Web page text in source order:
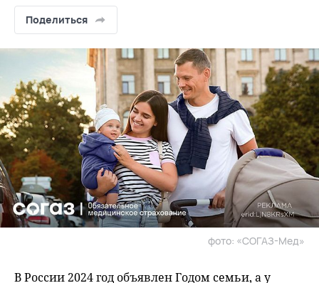
Поделиться
фото: «СОГАЗ-Мед»
В России 2024 год объявлен Годом семьи, а у